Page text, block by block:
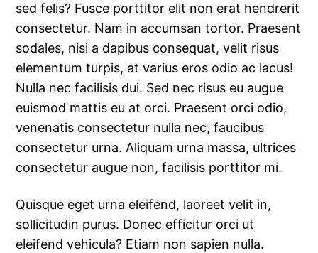
sed felis? Fusce porttitor elit non erat hendrerit
consectetur. Nam in accumsan tortor. Praesent
sodales, nisi a dapibus consequat, velit risus
elementum turpis, at varius eros odio ac lacus!
Nulla nec facilisis dui. Sed nec risus eu augue
euismod mattis eu at orci. Praesent orci odio,
venenatis consectetur nulla nec, faucibus
consectetur urna. Aliquam urna massa, ultrices
consectetur augue non, facilisis porttitor mi.
Quisque eget urna eleifend, laoreet velit in,
sollicitudin purus. Donec efficitur orci ut
eleifend vehicula? Etiam non sapien nulla.